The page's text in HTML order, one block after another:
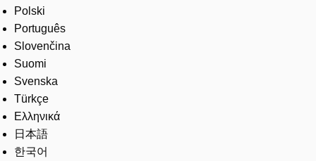
Polski
Português
Slovenčina
Suomi
Svenska
Türkçe
Ελληνικά
日本語
한국어